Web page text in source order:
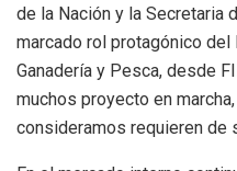
de la Nación y la Secretaria
marcado rol protagónico
Ganadería y Pesca, desde
muchos proyecto en
consideramos requieren de